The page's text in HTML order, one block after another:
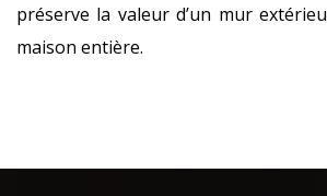
préserve la valeur d’un mur
maison entière.